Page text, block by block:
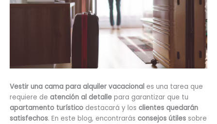
Vestir una cama para alquiler vacacional es una tarea que
requiere de atención al detalle para garantizar que tu
apartamento turístico destacará y los clientes quedarán
satisfechos. En este blog, encontrarás consejos útiles sobre